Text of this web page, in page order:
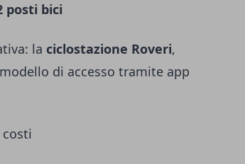
posti bici
la ciclostazione Roveri,
di accesso tramite app